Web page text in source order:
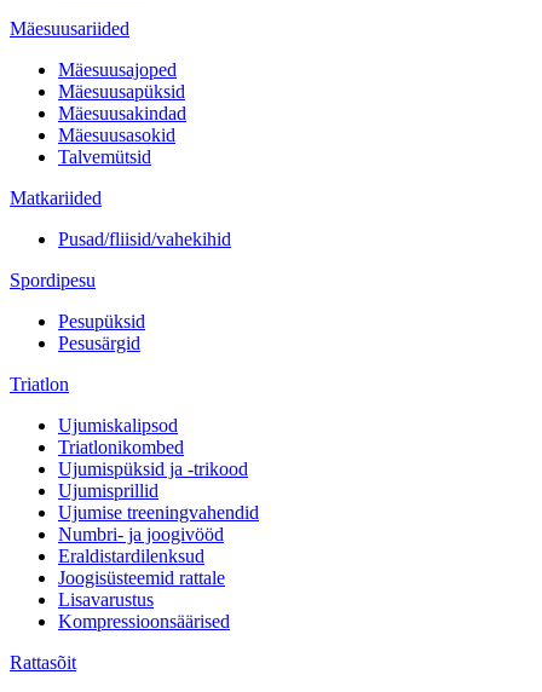
Mäesuusariided
Mäesuusajoped
Mäesuusapüksid
Mäesuusakindad
Mäesuusasokid
Talvemütsid
Matkariided
Pusad/fliisid/vahekihid
Spordipesu
Pesupüksid
Pesusärgid
Triatlon
Ujumiskalipsod
Triatlonikombed
Ujumispüksid ja -trikood
Ujumisprillid
Ujumise treeningvahendid
Numbri- ja joogivööd
Eraldistardilenksud
Joogisüsteemid rattale
Lisavarustus
Kompressioonsäärised
Rattasõit